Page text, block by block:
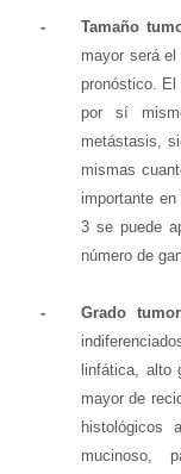
-
Tamaño
mayor será
pronóstico. El
por sí
metástasis,
mismas
importante
3 se puede
número de
-
Grado
linfática, alto
mayor de
histológicos
mucinoso,